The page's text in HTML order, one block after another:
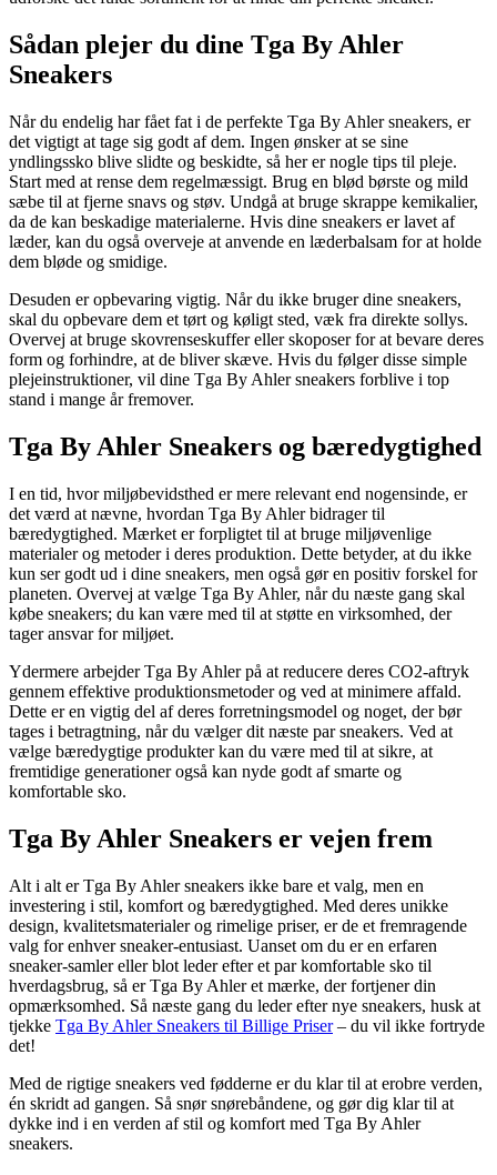
Sådan plejer du dine Tga By Ahler
Sneakers
Når du endelig har fået fat i de perfekte Tga By Ahler sneakers, er
det vigtigt at tage sig godt af dem. Ingen ønsker at se sine
yndlingssko blive slidte og beskidte, så her er nogle tips til pleje.
Start med at rense dem regelmæssigt. Brug en blød børste og mild
sæbe til at fjerne snavs og støv. Undgå at bruge skrappe kemikalier,
da de kan beskadige materialerne. Hvis dine sneakers er lavet af
læder, kan du også overveje at anvende en læderbalsam for at holde
dem bløde og smidige.
Desuden er opbevaring vigtig. Når du ikke bruger dine sneakers,
skal du opbevare dem et tørt og køligt sted, væk fra direkte sollys.
Overvej at bruge skovrenseskuffer eller skoposer for at bevare deres
form og forhindre, at de bliver skæve. Hvis du følger disse simple
plejeinstruktioner, vil dine Tga By Ahler sneakers forblive i top
stand i mange år fremover.
Tga By Ahler Sneakers og bæredygtighed
I en tid, hvor miljøbevidsthed er mere relevant end nogensinde, er
det værd at nævne, hvordan Tga By Ahler bidrager til
bæredygtighed. Mærket er forpligtet til at bruge miljøvenlige
materialer og metoder i deres produktion. Dette betyder, at du ikke
kun ser godt ud i dine sneakers, men også gør en positiv forskel for
planeten. Overvej at vælge Tga By Ahler, når du næste gang skal
købe sneakers; du kan være med til at støtte en virksomhed, der
tager ansvar for miljøet.
Ydermere arbejder Tga By Ahler på at reducere deres CO2-aftryk
gennem effektive produktionsmetoder og ved at minimere affald.
Dette er en vigtig del af deres forretningsmodel og noget, der bør
tages i betragtning, når du vælger dit næste par sneakers. Ved at
vælge bæredygtige produkter kan du være med til at sikre, at
fremtidige generationer også kan nyde godt af smarte og
komfortable sko.
Tga By Ahler Sneakers er vejen frem
Alt i alt er Tga By Ahler sneakers ikke bare et valg, men en
investering i stil, komfort og bæredygtighed. Med deres unikke
design, kvalitetsmaterialer og rimelige priser, er de et fremragende
valg for enhver sneaker-entusiast. Uanset om du er en erfaren
sneaker-samler eller blot leder efter et par komfortable sko til
hverdagsbrug, så er Tga By Ahler et mærke, der fortjener din
opmærksomhed. Så næste gang du leder efter nye sneakers, husk at
tjekke Tga By Ahler Sneakers til Billige Priser– du vil ikke fortryde
det!
Med de rigtige sneakers ved fødderne er du klar til at erobre verden,
én skridt ad gangen. Så snør snørebåndene, og gør dig klar til at
dykke ind i en verden af stil og komfort med Tga By Ahler
sneakers.